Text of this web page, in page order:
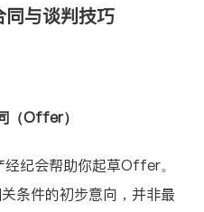
与谈判技巧
（Offer）
纪会帮助你起草Offer。
条件的初步意向，并非最